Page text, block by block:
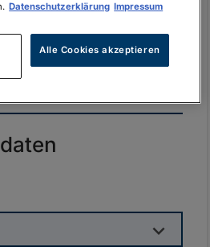
Datenschutzerklärung Impressum
Alle Cookies akzeptieren